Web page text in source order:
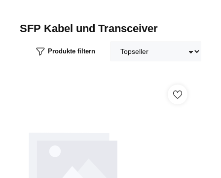
SFP Kabel und Transceiver
Produkte filtern